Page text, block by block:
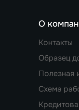
О
Контакты
Образец
Полезная
Схема